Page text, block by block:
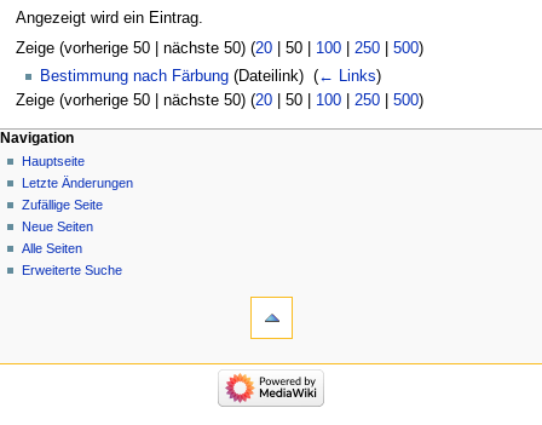
Angezeigt wird ein Eintrag.
Zeige (vorherige 50| nächste 50) (20| 50| 100| 250| 500)
Bestimmung nach Färbung (Dateilink) ‎ (← Links)
Zeige (vorherige 50| nächste 50) (20| 50| 100| 250| 500)
Navigation
Hauptseite
Letzte Änderungen
Zufällige Seite
Neue Seiten
Alle Seiten
Erweiterte Suche